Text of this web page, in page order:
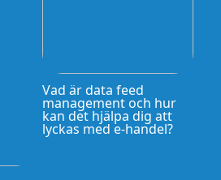
Vad är data feed
management och hur
kan det hjälpa dig att
lyckas med e-handel?